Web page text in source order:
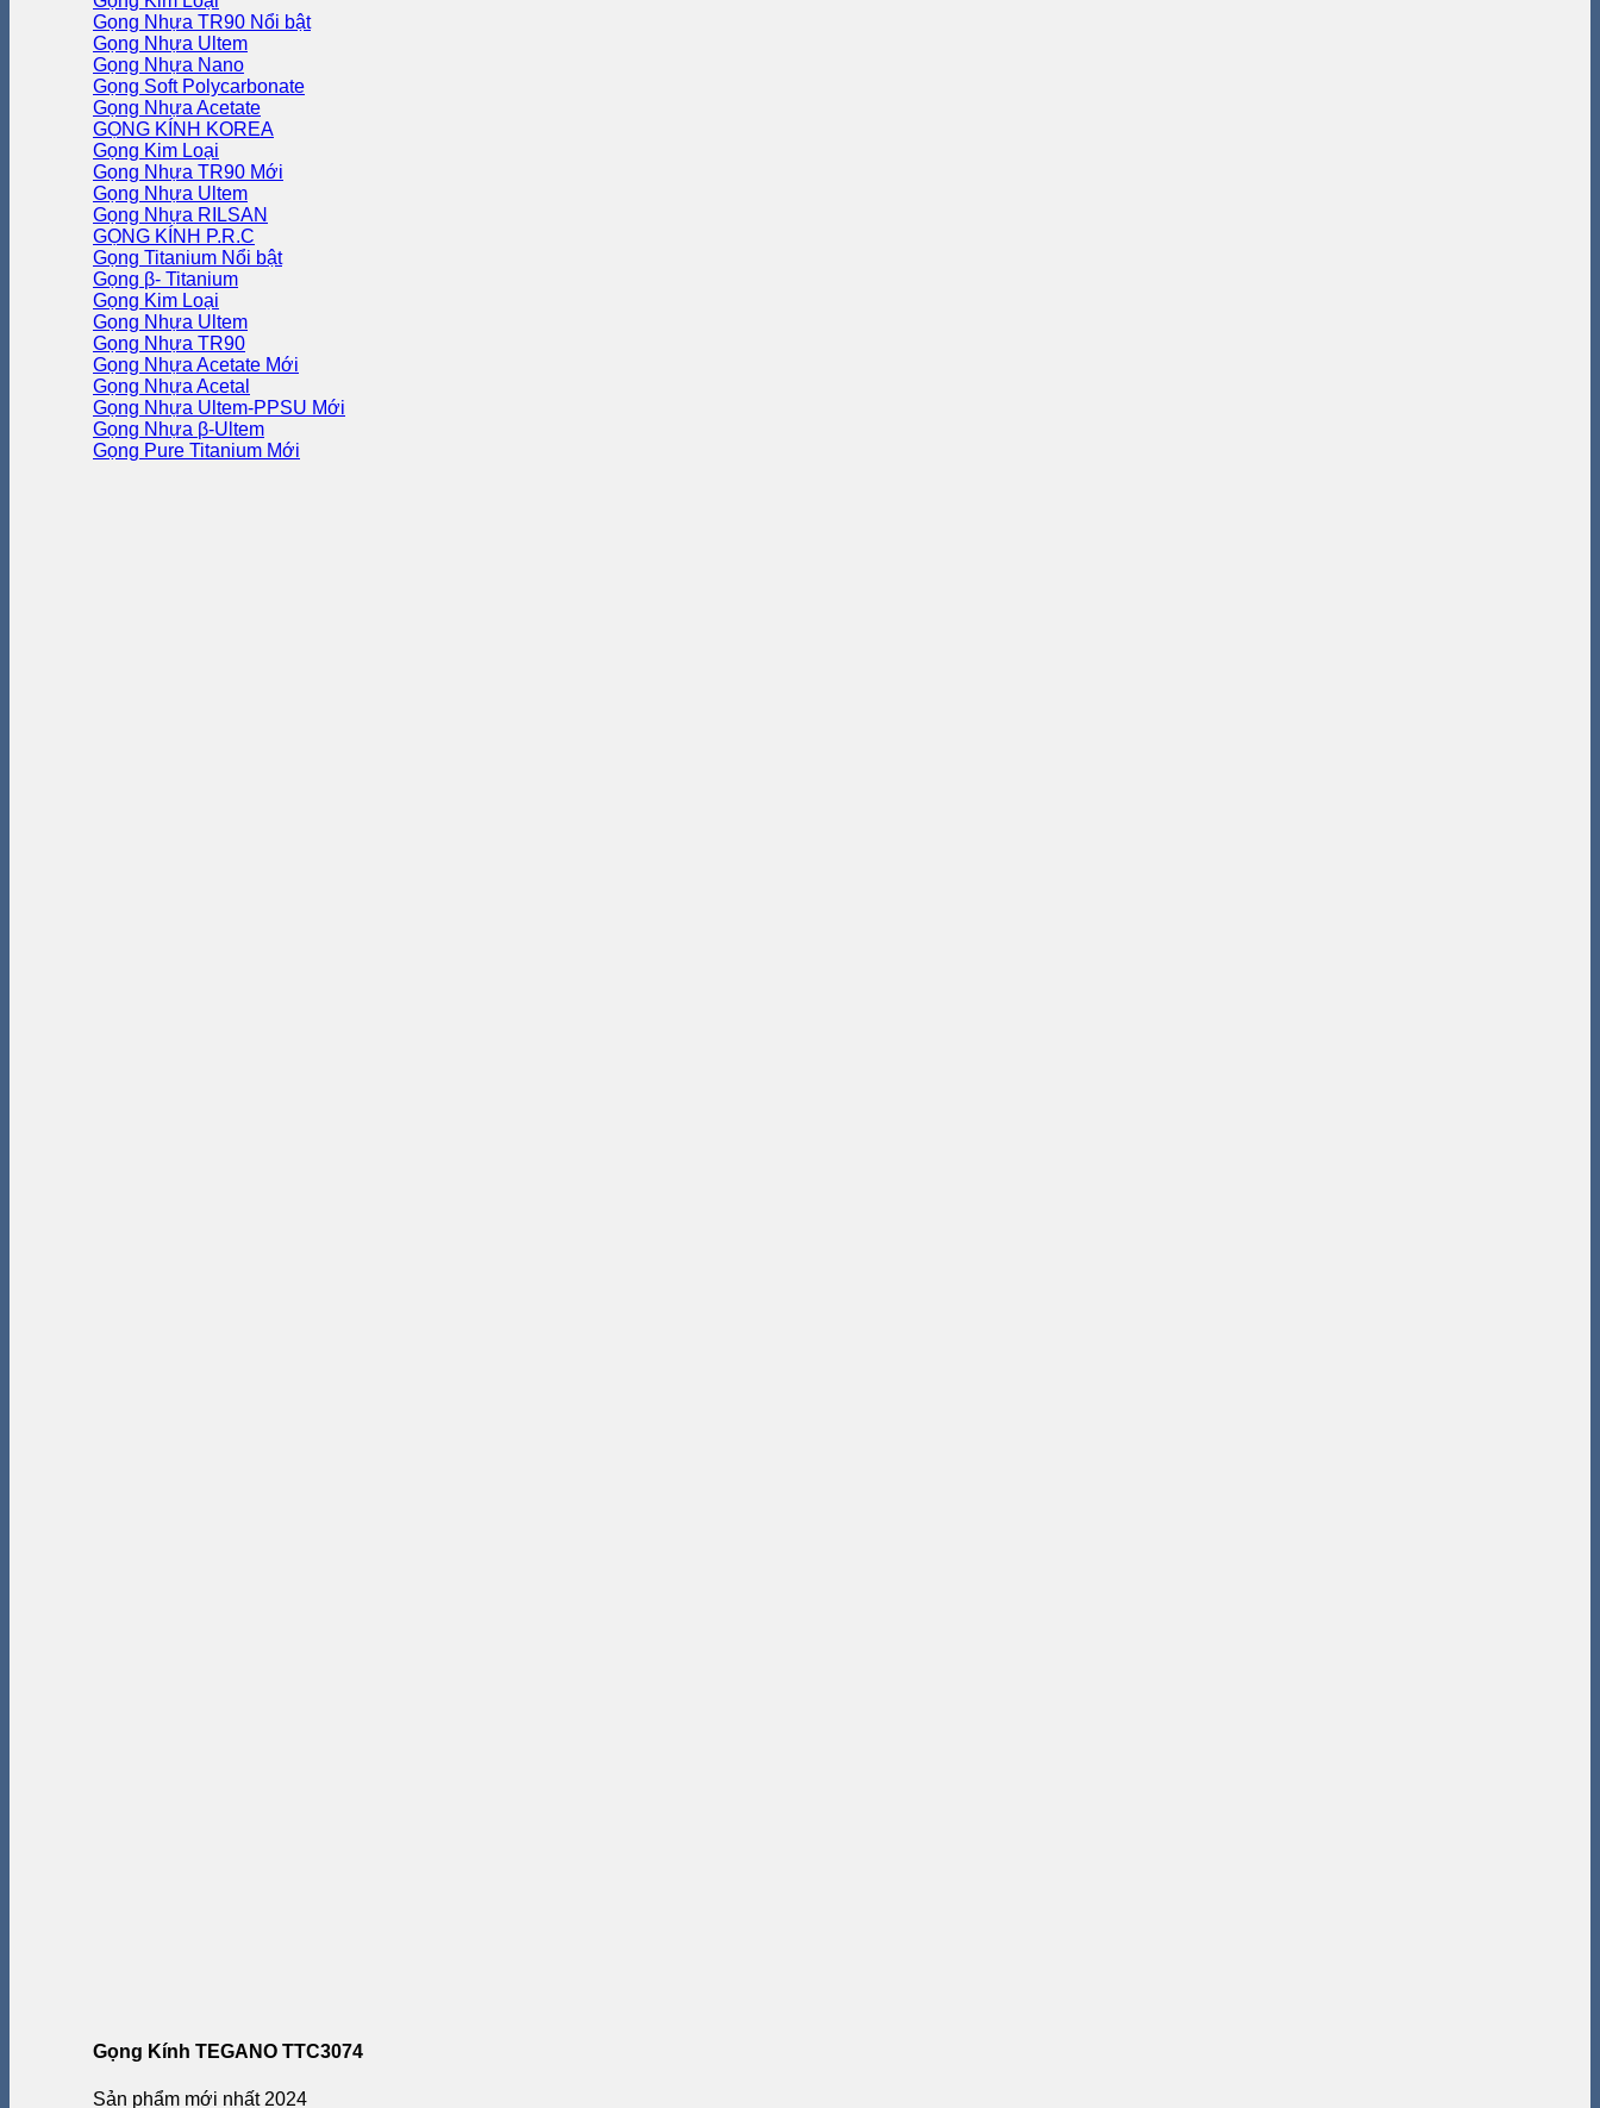
Gọng Nhựa TR90
Gọng Nhựa Ultem
Gọng Nhựa Nano
Gọng Soft Polycarbonate
Gọng Nhựa Acetate
GỌNG KÍNH KOREA
Gọng Kim Loại
Gọng Nhựa TR90
Gọng Nhựa Ultem
Gọng Nhựa RILSAN
GỌNG KÍNH P.R.C
Gọng Titanium
Gọng β- Titanium
Gọng Kim Loại
Gọng Nhựa Ultem
Gọng Nhựa TR90
Gọng Nhựa Acetate
Gọng Nhựa Acetal
Gọng Nhựa Ultem-PPSU
Gọng Nhựa β-Ultem
Gọng Pure Titanium
Gọng Kính TEGANO TTC3074
Sản phẩm mới nhất 2024